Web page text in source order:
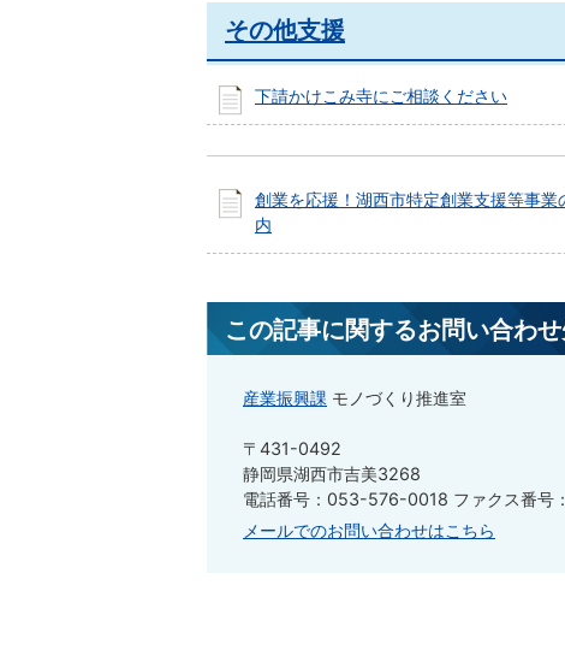
その他支援
下請かけこみ寺にご相談ください
創業を応援！湖西市特定創業支援等事業
内
この記事に関するお問い合わ
産業振興課 モノづくり推進室
〒431-0492
静岡県湖西市吉美3268
電話番号：053-576-0018 ファクス番
メールでのお問い合わせはこちら